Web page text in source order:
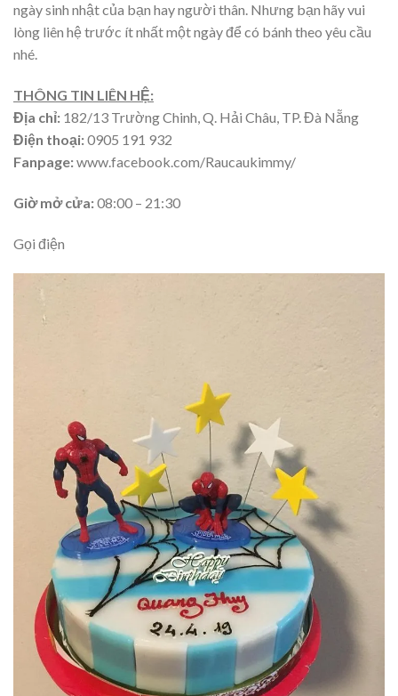
ngày sinh nhật của bạn hay người thân. Nhưng bạn hãy vui
lòng liên hệ trước ít nhất một ngày để có bánh theo yêu cầu
nhé.
THÔNG TIN LIÊN HỆ:
Địa chỉ: 182/13 Trường Chinh, Q. Hải Châu, TP. Đà Nẵng
Điện thoại:0905 191 932
Fanpage:www.facebook.com/Raucaukimmy/
Giờ mở cửa:08:00 – 21:30
Gọi điện